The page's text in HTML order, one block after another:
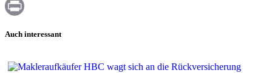
WhatsApp
Auch interessant